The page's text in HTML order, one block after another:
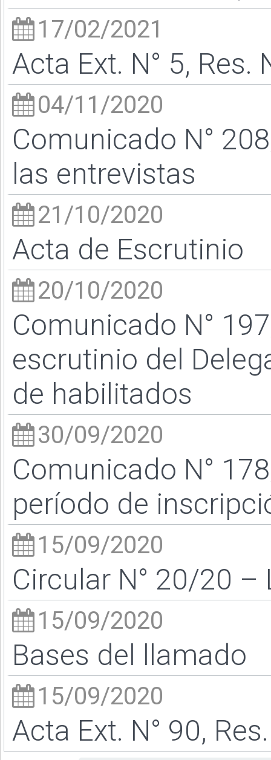
17/02/2021
Acta Ext. N° 5, Res.
04/11/2020
Comunicado N°
las entrevistas
21/10/2020
Acta de Escrutinio
20/10/2020
Comunicado N°
escrutinio del
de habilitados
30/09/2020
Comunicado N°
período de
15/09/2020
Circular N° 20/20
15/09/2020
Bases del llamado
15/09/2020
Acta Ext. N° 90,